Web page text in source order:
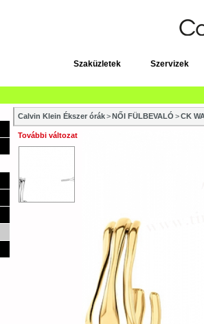
Szaküzletek Szervizek
Calvin Klein Ékszer órák>NŐI FÜLBEVALÓ >CK
További változat